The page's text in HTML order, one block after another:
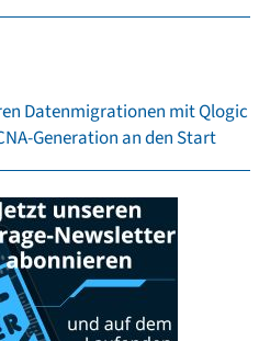
Datenmigrationen mit Qlogic
Generation an den Start